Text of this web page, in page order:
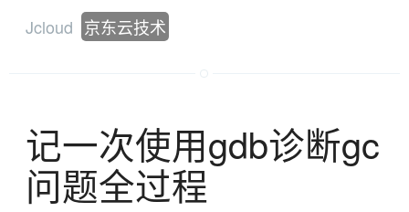
Jcloud 京东云技术
记一次使用gdb诊断gc
问题全过程